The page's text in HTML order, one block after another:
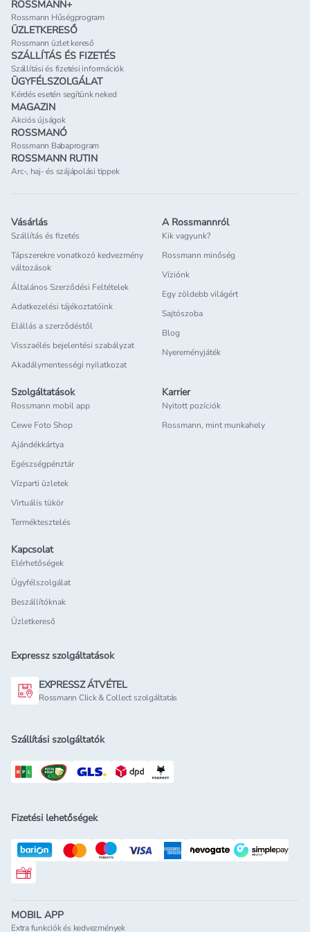
ROSSMANN+
Rossmann Hűségprogram
ÜZLETKERESŐ
Rossmann üzlet kereső
SZÁLLÍTÁS ÉS FIZETÉS
Szállítási és fizetési információk
ÜGYFÉLSZOLGÁLAT
Kérdés esetén segítünk neked
MAGAZIN
Akciós újságok
ROSSMANÓ
Rossmann Babaprogram
ROSSMANN RUTIN
Arc-, haj- és szájápolási tippek
Vásárlás
Szállítás és fizetés
Tápszerekre vonatkozó kedvezmény
változások
Általános Szerződési Feltételek
Adatkezelési tájékoztatóink
Elállás a szerződéstől
Visszaélés bejelentési szabályzat
Akadálymentességi nyilatkozat
A Rossmannról
Kik vagyunk?
Rossmann minőség
Víziónk
Egy zöldebb világért
Sajtószoba
Blog
Nyereményjáték
Szolgáltatások
Rossmann mobil app
Cewe Foto Shop
Ajándékkártya
Egészségpénztár
Vízparti üzletek
Virtuális tükör
Terméktesztelés
Karrier
Nyitott pozíciók
Rossmann, mint munkahely
Kapcsolat
Elérhetőségek
Ügyfélszolgálat
Beszállítóknak
Üzletkereső
Expressz szolgáltatások
EXPRESSZ ÁTVÉTEL
Rossmann Click & Collect szolgáltatás
Szállítási szolgáltatók
Fizetési lehetőségek
Rossmann ajándékkártya
MOBIL APP
Extra funkciók és kedvezmények